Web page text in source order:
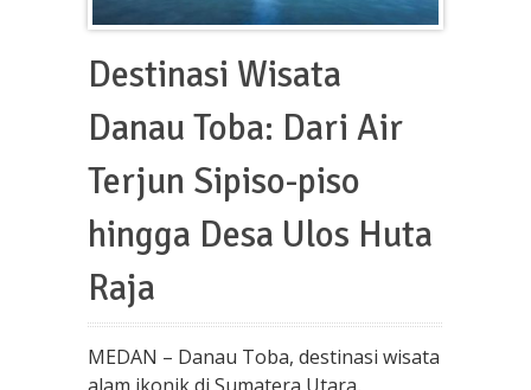
Destinasi Wisata
Danau Toba: Dari Air
Terjun Sipiso-piso
hingga Desa Ulos Huta
Raja
MEDAN – Danau Toba, destinasi wisata